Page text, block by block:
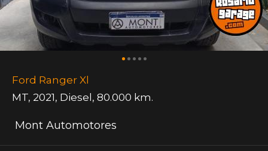
Ford Ranger Xl
MT, 2021, Diesel, 80.000 km.
Mont Automotores